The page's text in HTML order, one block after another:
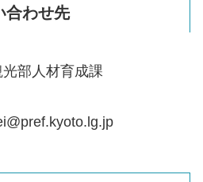
合わせ先
部人材育成課